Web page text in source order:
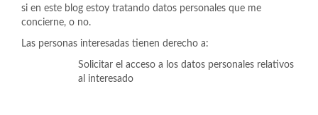
si en este blog estoy tratando datos personales que me
concierne, o no.
Las personas interesadas tienen derecho a:
Solicitar el acceso a los datos personales relativos
al interesado